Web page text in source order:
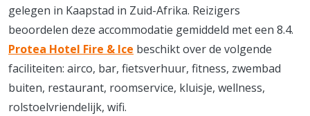
gelegen in Kaapstad in Zuid-Afrika. Reizigers
beoordelen deze accommodatie gemiddeld met een 8.4.
Protea Hotel Fire & Ice beschikt over de volgende
faciliteiten: airco, bar, fietsverhuur, fitness, zwembad
buiten, restaurant, roomservice, kluisje, wellness,
rolstoelvriendelijk, wifi.